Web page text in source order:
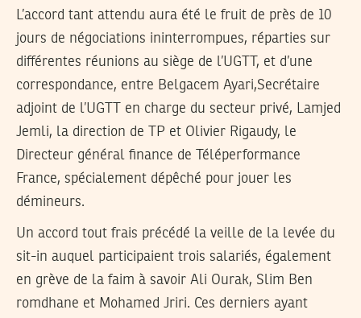
L’accord tant attendu aura été le fruit de près de 10
jours de négociations ininterrompues, réparties sur
différentes réunions au siège de l’UGTT, et d’une
correspondance, entre Belgacem Ayari,Secrétaire
adjoint de l’UGTT en charge du secteur privé, Lamjed
Jemli, la direction de TP et Olivier Rigaudy, le
Directeur général finance de Téléperformance
France, spécialement dépêché pour jouer les
démineurs.
Un accord tout frais précédé la veille de la levée du
sit-in auquel participaient trois salariés, également
en grève de la faim à savoir Ali Ourak, Slim Ben
romdhane et Mohamed Jriri. Ces derniers ayant